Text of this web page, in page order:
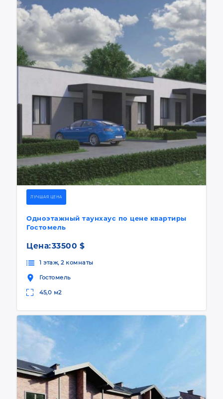
ЛУЧШАЯ ЦЕНА
Одноэтажный таунхаус по цене квартиры
Гостомель
Цена:33500 $
1 этаж, 2 комнаты
Гостомель
45,0 м2